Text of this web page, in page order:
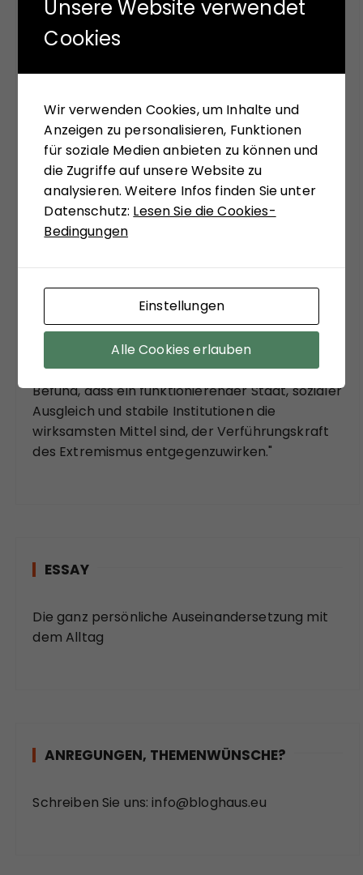
FÜR SIE GELESEN
die hochaktuelle Frage zu beantworten,
weshalb in modernen Ländern faschistische
Krisenlösungen so viel Anziehungskraft haben.
Die Analysen des Buches sollen einer Einladung
sein, bekannte Diskurslinien zu verlassen, sich,
systemtheoretisch inspiriert, zu ungewohnten
Sichtweisen anregen zu lassen. Matthias
von einem "kühnem Entwurf eines
gesellschaftstheoretisch fundierten Konzepts
zu einem neuen Verständnis des politischen
Extremismus." Sein Fazit versöhnt mit viel
soziologischer Theorie der Moderne:
"Zuzustimmen ist aber auf jeden Fall bei dem
Befund, dass ein funktionierender Staat, sozialer
Ausgleich und stabile Institutionen die
wirksamsten Mittel sind, der Verführungskraft
des Extremismus entgegenzuwirken."
ESSAY
Die ganz persönliche Auseinandersetzung mit
dem Alltag
ANREGUNGEN, THEMENWÜNSCHE?
Schreiben Sie uns: info@bloghaus.eu
Unsere Website verwendet
Cookies
Wir verwenden Cookies, um Inhalte und
Anzeigen zu personalisieren, Funktionen
für soziale Medien anbieten zu können und
die Zugriffe auf unsere Website zu
analysieren. Weitere Infos finden Sie unter
Datenschutz: Lesen Sie die Cookies-
Bedingungen
Einstellungen
Alle Cookies erlauben